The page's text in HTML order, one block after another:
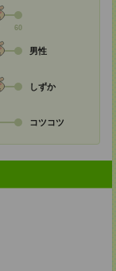
60
男性
しずか
コツコツ